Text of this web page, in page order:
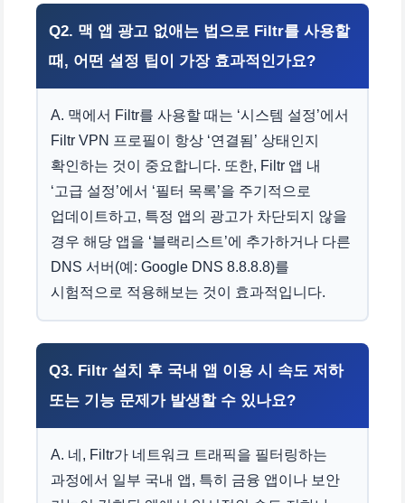
Q2. 맥 앱 광고 없애는 법으로 Filtr를 사용할
때, 어떤 설정 팁이 가장 효과적인가요?
A. 맥에서 Filtr를 사용할 때는 ‘시스템 설정’에서
Filtr VPN 프로필이 항상 ‘연결됨’ 상태인지
확인하는 것이 중요합니다. 또한, Filtr 앱 내
‘고급 설정’에서 ‘필터 목록’을 주기적으로
업데이트하고, 특정 앱의 광고가 차단되지 않을
경우 해당 앱을 ‘블랙리스트’에 추가하거나 다른
DNS 서버(예: Google DNS 8.8.8.8)를
시험적으로 적용해보는 것이 효과적입니다.
Q3. Filtr 설치 후 국내 앱 이용 시 속도 저하
또는 기능 문제가 발생할 수 있나요?
A. 네, Filtr가 네트워크 트래픽을 필터링하는
과정에서 일부 국내 앱, 특히 금융 앱이나 보안